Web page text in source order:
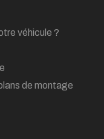
véhicule ?
de montage